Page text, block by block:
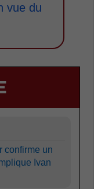
vue du
confirme un
Ivan